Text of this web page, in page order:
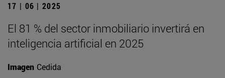
17 | 06 | 2025
El 81 % del sector inmobiliario invertirá en
inteligencia artificial en 2025
Imagen Cedida